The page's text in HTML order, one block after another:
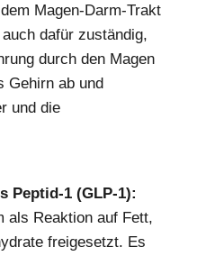
Magen-Darm-Trakt
dafür zuständig,
durch den Magen
Gehirn ab und
und die
Peptid-1 (GLP-1):
als Reaktion auf Fett,
freigesetzt. Es